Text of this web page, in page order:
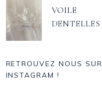
VOILE
DENTELLES
RETROUVEZ NOUS SUR
INSTAGRAM !